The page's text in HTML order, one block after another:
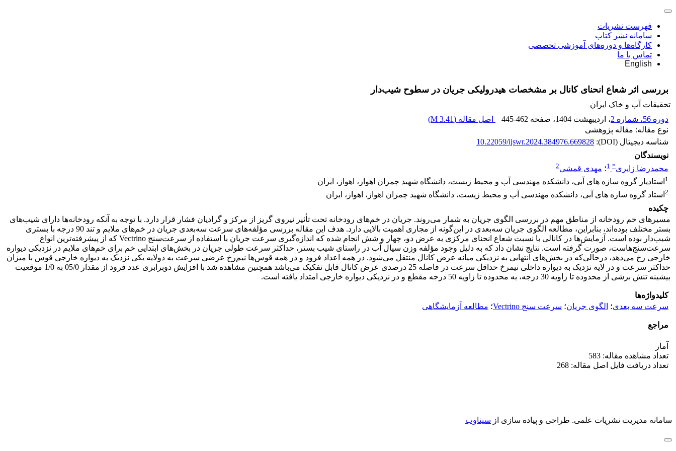
فهرست نشریات
سامانه نشر کتاب
کارگاه‌ها و دوره‌های آموزشی تخصصی
تماس با ما
English
بررسی اثر شعاع انحنای کانال بر مشخصات هیدرولیکی جریان در سطوح شیب‌دار
تحقیقات آب و خاک ایران
دوره 56، شماره 2
، اردیبهشت 1404 ، صفحه 445-462 اصل مقاله (3.41 M
)
نوع مقاله: مقاله پژوهشی
شناسه دیجیتال (DOI):
10.22059/ijswr.2024.384976.669828
نویسندگان
محمدرضا زایری*
1؛ مهدی قمشی2
1 استادیار گروه سازه های آبی، دانشکده مهندسی آب و محیط زیست، دانشگاه شهید چمران اهواز، اهواز، ایران
2 استاد گروه سازه های آبی، دانشکده مهندسی آب و محیط زیست، دانشگاه شهید چمران اهواز، اهواز، ایران
چکیده
مسیرهای خم رودخانه از مناطق مهم در بررسی الگوی جریان به شمار می‌روند. جریان در خم‌های رودخانه تحت تأثیر نیروی گریز از مرکز و گرادیان فشار قرار دارد. با توجه به آنکه رودخانه‌ها دارای شیب‌های
بستر مختلف بوده‌اند، بنابراین، مطالعه الگوی جریان سه‌بعدی در این‌گونه از مجاری اهمیت بالایی دارد. هدف این مقاله بررسی مؤلفه‌های سرعت سه‌بعدی جریان در خم‌های ملایم و تند 90 درجه با بستری
شیب‌دار بوده است. آزمایش‌ها در کانالی با نسبت شعاع انحنای مرکزی به عرض دو، چهار و شش انجام شده که اندازه‌گیری سرعت جریان با استفاده از سرعت‌سنج Vectrino که از پیشرفته‌ترین انواع
سرعت‌سنج‌هاست، صورت گرفته است. نتایج نشان داد که به دلیل وجود مؤلفه وزن سیال آب در راستای شیب بستر، حداکثر سرعت طولی جریان در بخش‌های ابتدایی خم برای خم‌های ملایم در نزدیکی دیواره
خارجی رخ می‌دهد، درحالی‌که در بخش‌های انتهایی به نزدیکی میانه عرض کانال منتقل می‌شود. در همه اعداد فرود و در همه قوس‌ها نیم‌رخ عرضی سرعت به دولایه یکی نزدیک به دیواره خارجی قوس با میزان
حداکثر سرعت و در لایه نزدیک به دیواره داخلی نیمرخ حداقل سرعت در فاصله 25 درصدی عرض کانال قابل تفکیک می‌باشد همچنین مشاهده شد با افزایش دوبرابری عدد فرود از مقدار 05/0 به 1/0 موقعیت
بیشینه تنش برشی از محدوده تا زاویه 30 درجه، به محدوده تا زاویه 50 درجه مقطع و در نزدیکی دیواره خارجی امتداد یافته است.
کلیدواژه‌ها
سرعت سه بعدی؛ الگوی جریان؛ سرعت سنج Vectrino ؛ مطالعه آزمایشگاهی
مراجع
آمار
تعداد مشاهده مقاله: 583
تعداد دریافت فایل اصل مقاله: 268
سامانه مدیریت نشریات علمی. طراحی و پیاده سازی از سیناوب